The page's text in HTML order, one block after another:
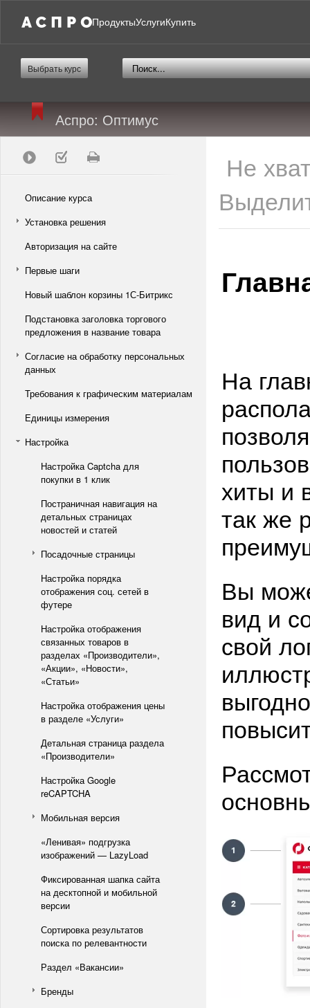
ПродуктыУслугиКупить
Выбрать курс
Аспро: Оптимус
Описание курса
Установка решения
Авторизация на сайте
Первые шаги
Новый шаблон корзины 1С-Битрикс
Подстановка заголовка торгового
предложения в название товара
Согласие на обработку персональных
данных
Требования к графическим материалам
Единицы измерения
Настройка
Настройка Captcha для
покупки в 1 клик
Постраничная навигация на
детальных страницах
новостей и статей
Посадочные страницы
Настройка порядка
отображения соц. сетей в
футере
Настройка отображения
связанных товаров в
разделах «Производители»,
«Акции», «Новости»,
«Статьи»
Настройка отображения цены
в разделе «Услуги»
Детальная страница раздела
«Производители»
Настройка Google
reCAPTCHA
Мобильная версия
«Ленивая» подгрузка
изображений — LazyLoad
Фиксированная шапка сайта
на десктопной и мобильной
версии
Сортировка результатов
поиска по релевантности
Раздел «Вакансии»
Бренды
Не
На
хиты и
так же
Вы
вид и
свой